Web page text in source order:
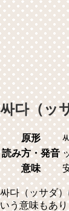
싸다（ッ
原形
読み方・発音
意味
싸다（ッサダ
いう意味もあ